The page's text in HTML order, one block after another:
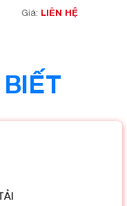
Giá: LIÊN HỆ